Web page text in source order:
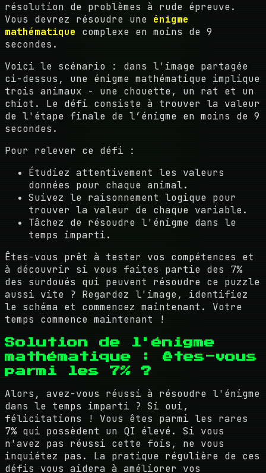
résolution de problèmes à rude épreuve.
Vous devrez résoudre une énigme
mathématique complexe en moins de 9
secondes.
Voici le scénario : dans l'image partagée
ci-dessus, une énigme mathématique implique
trois animaux - une chouette, un rat et un
chiot. Le défi consiste à trouver la valeur
de l'étape finale de l’énigme en moins de 9
secondes.
Pour relever ce défi :
Étudiez attentivement les valeurs
données pour chaque animal.
Suivez le raisonnement logique pour
trouver la valeur de chaque variable.
Tâchez de résoudre l'énigme dans le
temps imparti.
Êtes-vous prêt à tester vos compétences et
à découvrir si vous faites partie des 7%
des surdoués qui peuvent résoudre ce puzzle
aussi vite ? Regardez l'image, identifiez
le schéma et commencez maintenant. Votre
temps commence maintenant !
Solution de l'énigme
mathématique : êtes-vous
parmi les 7% ?
Alors, avez-vous réussi à résoudre l'énigme
dans le temps imparti ? Si oui,
félicitations ! Vous êtes parmi les rares
7% qui possèdent un QI élevé. Si vous
n'avez pas réussi cette fois, ne vous
inquiétez pas. La pratique régulière de ces
défis vous aidera à améliorer vos